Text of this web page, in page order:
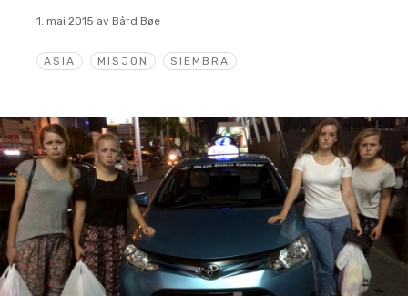
ASIA MISJON SIEMBRA
1. mai 2015 av Bård Bøe